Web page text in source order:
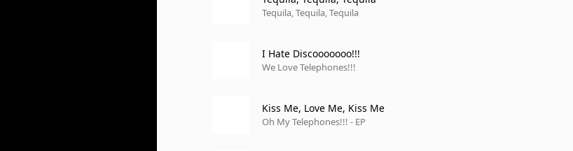
Tequila, Tequila, Tequila
I Hate Discooooooo!!!
We Love Telephones!!!
Kiss Me, Love Me, Kiss Me
Oh My Telephones!!! - EP